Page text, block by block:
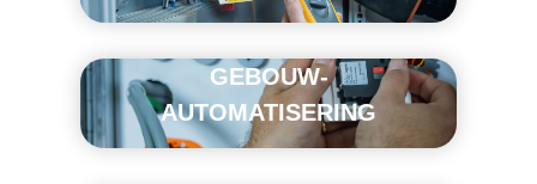
GEBOUW-
AUTOMATISERING